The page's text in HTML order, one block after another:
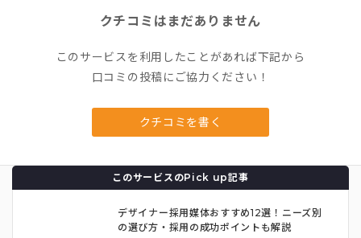
クチコミはまだありません
このサービスを利用したことがあれば下記から
口コミの投稿にご協力ください！
クチコミを書く
このサービスのPick up記事
デザイナー採用媒体おすすめ12選！ニーズ別
の選び方・採用の成功ポイントも解説